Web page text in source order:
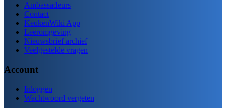
Ambassadeurs
Contact
KeukenWiki App
Leeromgeving
Nieuwsbrief archief
Veelgestelde vragen
Account
Inloggen
Wachtwoord vergeten